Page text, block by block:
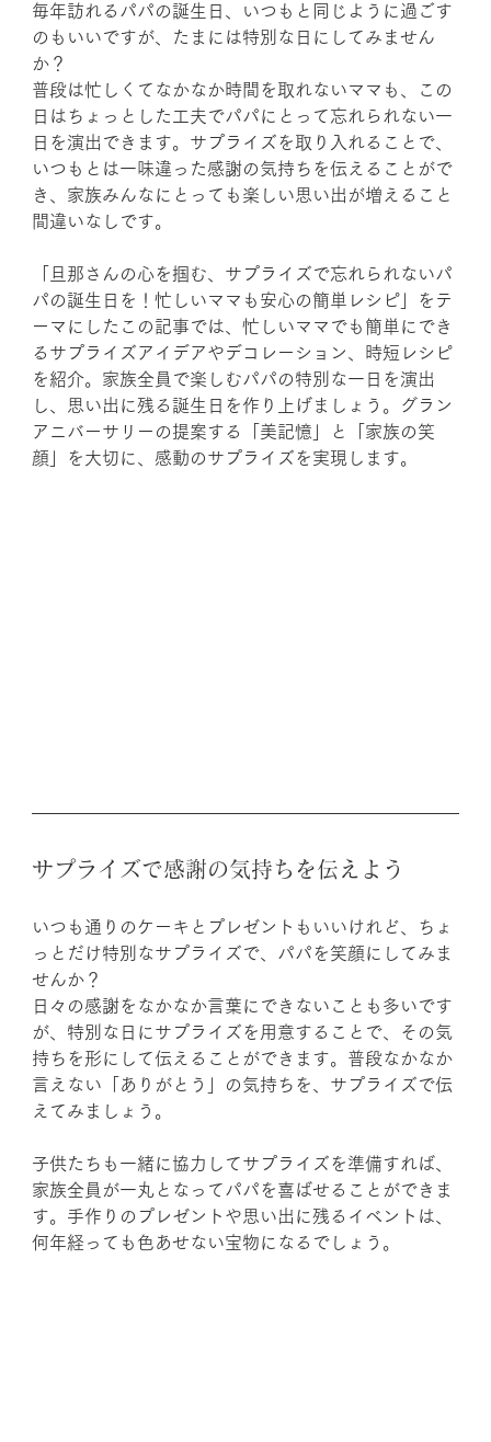
毎年訪れるパパの誕生日、いつもと同じように過ごす
のもいいですが、たまには特別な日にしてみません
か？
普段は忙しくてなかなか時間を取れないママも、この
日はちょっとした工夫でパパにとって忘れられない一
日を演出できます。サプライズを取り入れることで、
いつもとは一味違った感謝の気持ちを伝えることがで
き、家族みんなにとっても楽しい思い出が増えること
間違いなしです。
「旦那さんの心を掴む、サプライズで忘れられないパ
パの誕生日を！忙しいママも安心の簡単レシピ」をテ
ーマにしたこの記事では、忙しいママでも簡単にでき
るサプライズアイデアやデコレーション、時短レシピ
を紹介。家族全員で楽しむパパの特別な一日を演出
し、思い出に残る誕生日を作り上げましょう。グラン
アニバーサリーの提案する「美記憶」と「家族の笑
顔」を大切に、感動のサプライズを実現します。
サプライズで感謝の気持ちを伝えよう
いつも通りのケーキとプレゼントもいいけれど、ちょ
っとだけ特別なサプライズで、パパを笑顔にしてみま
せんか？
日々の感謝をなかなか言葉にできないことも多いです
が、特別な日にサプライズを用意することで、その気
持ちを形にして伝えることができます。普段なかなか
言えない「ありがとう」の気持ちを、サプライズで伝
えてみましょう。
子供たちも一緒に協力してサプライズを準備すれば、
家族全員が一丸となってパパを喜ばせることができま
す。手作りのプレゼントや思い出に残るイベントは、
何年経っても色あせない宝物になるでしょう。